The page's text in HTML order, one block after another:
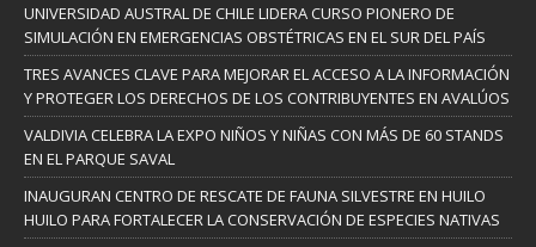
UNIVERSIDAD AUSTRAL DE CHILE LIDERA CURSO PIONERO DE
SIMULACIÓN EN EMERGENCIAS OBSTÉTRICAS EN EL SUR DEL PAÍS
TRES AVANCES CLAVE PARA MEJORAR EL ACCESO A LA INFORMACIÓN
Y PROTEGER LOS DERECHOS DE LOS CONTRIBUYENTES EN AVALÚOS
VALDIVIA CELEBRA LA EXPO NIÑOS Y NIÑAS CON MÁS DE 60 STANDS
EN EL PARQUE SAVAL
INAUGURAN CENTRO DE RESCATE DE FAUNA SILVESTRE EN HUILO
HUILO PARA FORTALECER LA CONSERVACIÓN DE ESPECIES NATIVAS